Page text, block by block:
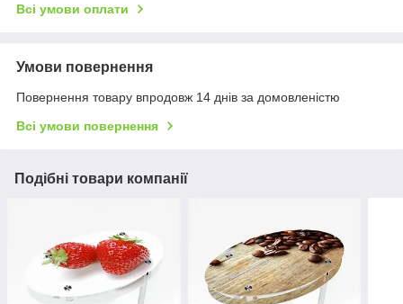
Всі умови оплати
Умови повернення
Повернення товару впродовж 14 днів за домовленістю
Всі умови повернення
Подібні товари компанії